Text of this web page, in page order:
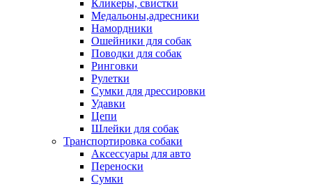
Кликеры, свистки
Медальоны,адресники
Намордники
Ошейники для собак
Поводки для собак
Ринговки
Рулетки
Сумки для дрессировки
Удавки
Цепи
Шлейки для собак
Транспортировка собаки
Аксессуары для авто
Переноски
Сумки